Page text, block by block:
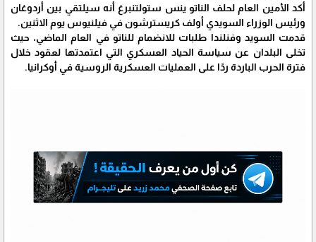
أكد الأمين العام لحلف الناتو ينس ستولتنبرغ أنه سيلتقي بين أردوغان
ورئيس الوزراء السويدي أولف كريسترشون في فيلنيوس يوم الاثنين.
قدمت السويد وفنلندا طلبات للانضمام للناتو في العام الماضي، حيث
تخلى البلدان عن سياسة الحياد العسكري التي اعتمدتها لعقود خلال
فترة الحرب الباردة ردًا على العمليات العسكرية الروسية في أوكرانيا.